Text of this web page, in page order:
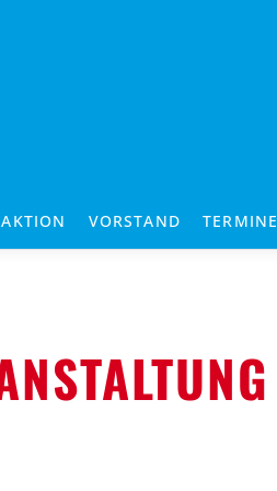
VORSTAND TERMINE